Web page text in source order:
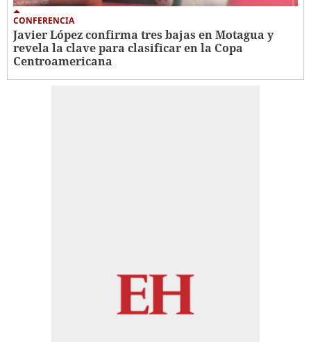
CONFERENCIA
Javier López confirma tres bajas en Motagua y
revela la clave para clasificar en la Copa
Centroamericana